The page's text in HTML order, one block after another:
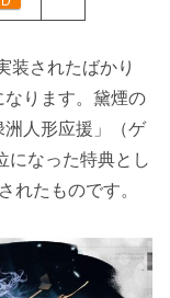
装されたばかり
なります。黛煙の
人形应援」（ゲ
になった特典とし
れたものです。